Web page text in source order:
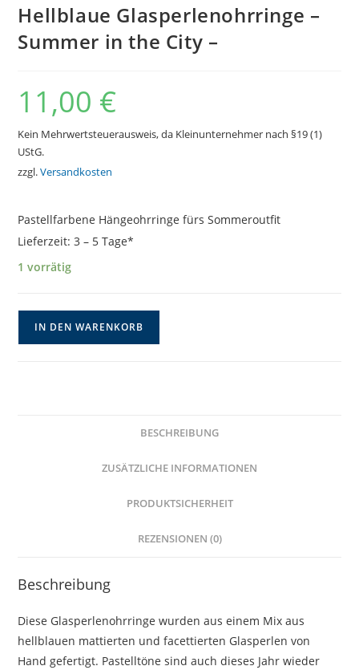
Hellblaue Glasperlenohrringe –
Summer in the City –
11,00 €
Kein Mehrwertsteuerausweis, da Kleinunternehmer nach §19 (1)
UStG.
zzgl.Versandkosten
Pastellfarbene Hängeohrringe fürs Sommeroutfit
Lieferzeit:3 – 5 Tage*
1 vorrätig
IN DEN WARENKORB
BESCHREIBUNG
ZUSÄTZLICHE INFORMATIONEN
PRODUKTSICHERHEIT
REZENSIONEN (0)
Beschreibung
Diese Glasperlenohrringe wurden aus einem Mix aus
hellblauen mattierten und facettierten Glasperlen von
Hand gefertigt. Pastelltöne sind auch dieses Jahr wieder